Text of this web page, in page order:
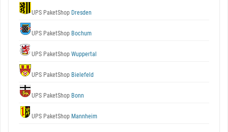
UPS PaketShop Dresden
UPS PaketShop Bochum
UPS PaketShop Wuppertal
UPS PaketShop Bielefeld
UPS PaketShop Bonn
UPS PaketShop Mannheim